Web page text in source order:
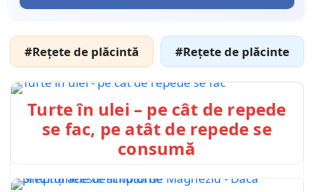
#Rețete de plăcintă #Rețete de plăcinte
Turte în ulei – pe cât de repede
se fac, pe atât de repede se
consumă